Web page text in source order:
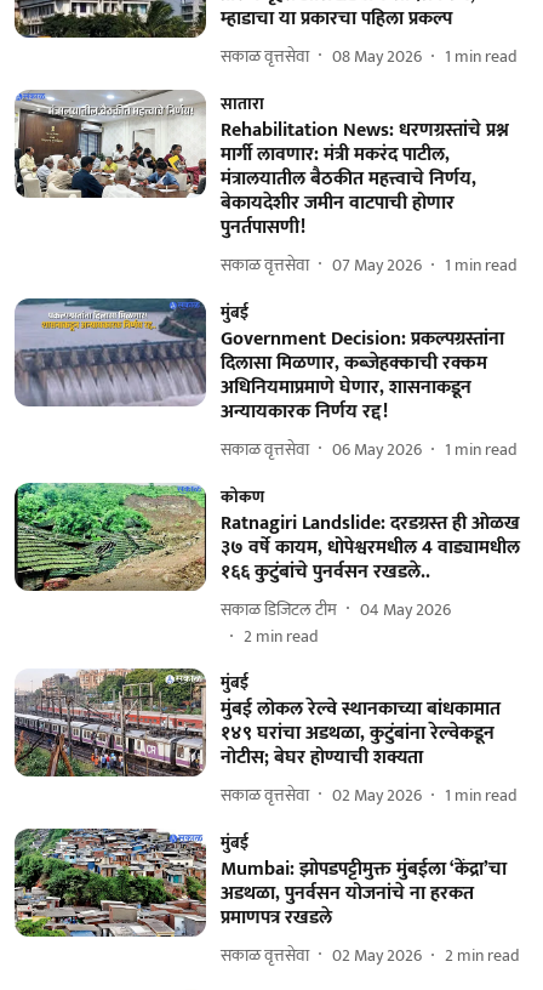
म्हाडाचा या प्रकारचा पहिला प्रकल्प
सकाळ वृत्तसेवा 08 May 2026 1 min read
सातारा
Rehabilitation News: धरणग्रस्तांचे प्रश्न
मार्गी लावणार: मंत्री मकरंद पाटील,
मंत्रालयातील बैठकीत महत्त्वाचे निर्णय,
बेकायदेशीर जमीन वाटपाची होणार
पुनर्तपासणी!
सकाळ वृत्तसेवा 07 May 2026 1 min read
मुंबई
Government Decision: प्रकल्पग्रस्तांना
दिलासा मिळणार, कब्जेहक्काची रक्कम
अधिनियमाप्रमाणे घेणार, शासनाकडून
अन्यायकारक निर्णय रद्द!
सकाळ वृत्तसेवा 06 May 2026 1 min read
कोकण
Ratnagiri Landslide: दरडग्रस्त ही ओळख
३७ वर्षे कायम, धोपेश्वरमधील 4 वाड्यामधील
१६६ कुटुंबांचे पुनर्वसन रखडले..
सकाळ डिजिटल टीम
04 May 2026
2min read
मुंबई
मुंबई लोकल रेल्वे स्थानकाच्या बांधकामात
१४९ घरांचा अडथळा, कुटुंबांना रेल्वेकडून
नोटीस; बेघर होण्याची शक्यता
सकाळ वृत्तसेवा 02 May 2026 1 min read
मुंबई
Mumbai: झोपडपट्टीमुक्त मुंबईला ‘केंद्रा’चा
अडथळा, पुनर्वसन योजनांचे ना हरकत
प्रमाणपत्र रखडले
सकाळ वृत्तसेवा 02 May 2026 2min read